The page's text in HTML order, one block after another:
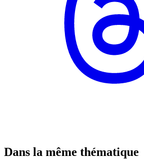
Dans la même thématique